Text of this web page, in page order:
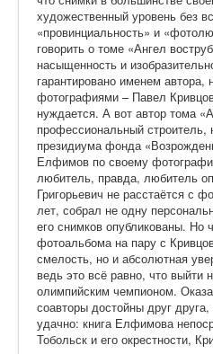
художественный уровень без
«провинциальность» и
говорить о томе «Ангел
насыщенность и
гарантировано именем автора,
фотографиями – Павел
нуждается. А вот автор тома
профессиональный
президиума фонда
Елфимов по своему
любитель, правда, любитель
Григорьевич не расстаётся с
лет, собрал не одну
его снимков опубликованы. Но
фотоальбома на пару с
смелость, но и абсолютная
ведь это всё равно, что выйти
олимпийским чемпионом.
соавторы достойны друг
удачно: книга Елфимова
Тобольск и его окрестности,